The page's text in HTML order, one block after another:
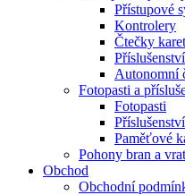
Přístupové
Kontrolery
Čtečky karet
Příslušenství
Autonomní
Fotopasti a
Fotopasti
Paměťové
Pohony bran a vrat
Obchod
Obchodní